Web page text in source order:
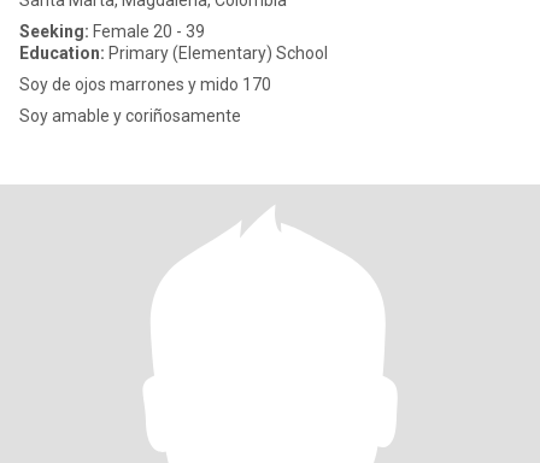
Seeking: Female 20 - 39
Education: Primary (Elementary) School
Soy de ojos marrones y mido 170
Soy amable y coriñosamente